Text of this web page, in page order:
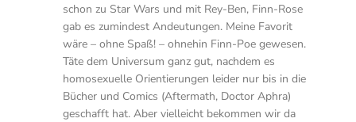
schon zu Star Wars und mit Rey-Ben, Finn-Rose
gab es zumindest Andeutungen. Meine Favorit
wäre – ohne Spaß! – ohnehin Finn-Poe gewesen.
Täte dem Universum ganz gut, nachdem es
homosexuelle Orientierungen leider nur bis in die
Bücher und Comics (Aftermath, Doctor Aphra)
geschafft hat. Aber vielleicht bekommen wir da